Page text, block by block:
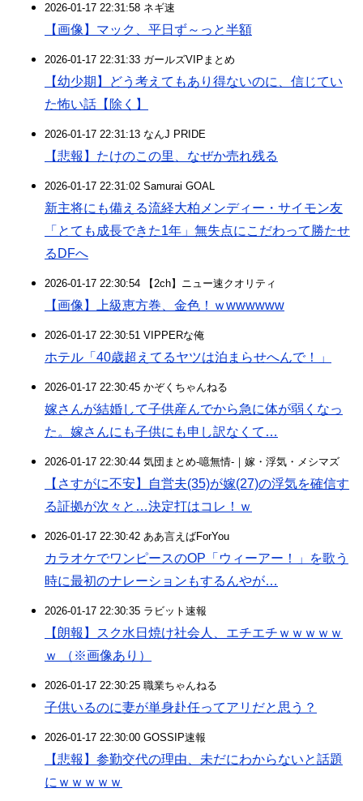
2026-01-17 22:31:58 ネギ速
【画像】マック、平日ず～っと半額
2026-01-17 22:31:33 ガールズVIPまとめ
【幼少期】どう考えてもあり得ないのに、信じてい
た怖い話【除く】
2026-01-17 22:31:13 なんJ PRIDE
【悲報】たけのこの里、なぜか売れ残る
2026-01-17 22:31:02 Samurai GOAL
新主将にも備える流経大柏メンディー・サイモン友
「とても成長できた1年」無失点にこだわって勝たせ
るDFへ
2026-01-17 22:30:54 【2ch】ニュー速クオリティ
【画像】上級恵方巻、金色！ｗwwwwww
2026-01-17 22:30:51 VIPPERな俺
ホテル「40歳超えてるヤツは泊まらせへんで！」
2026-01-17 22:30:45 かぞくちゃんねる
嫁さんが結婚して子供産んでから急に体が弱くなっ
た。嫁さんにも子供にも申し訳なくて…
2026-01-17 22:30:44 気団まとめ-噫無情-｜嫁・浮気・メシマズ
【さすがに不安】自営夫(35)が嫁(27)の浮気を確信す
る証拠が次々と…決定打はコレ！ｗ
2026-01-17 22:30:42 ああ言えばForYou
カラオケでワンピースのOP「ウィーアー！」を歌う
時に最初のナレーションもするんやが…
2026-01-17 22:30:35 ラビット速報
【朗報】スク水日焼け社会人、エチエチｗｗｗｗｗ
ｗ （※画像あり）
2026-01-17 22:30:25 職業ちゃんねる
子供いるのに妻が単身赴任ってアリだと思う？
2026-01-17 22:30:00 GOSSIP速報
【悲報】参勤交代の理由、未だにわからないと話題
にｗｗｗｗｗ